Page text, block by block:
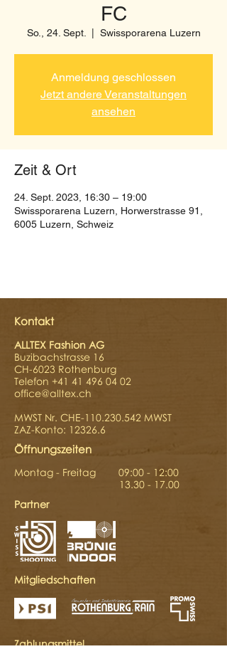
FC
So., 24. Sept. Swissporarena Luzern
Anmeldung geschlossen
Jetzt andere Veranstaltungen
ansehen
Zeit & Ort
24. Sept. 2023, 16:30 – 19:00
Swissporarena Luzern, Horwerstrasse 91,
6005 Luzern, Schweiz
Kontakt
ALLTEX Fashion AG
Buzibachstrasse 16
CH-6023 Rothenburg
Telefon +41 41 496 04 02
office@alltex.ch
MWST Nr. CHE-110.230.542 MWST
ZAZ-Konto: 12326.6
Öffnungszeiten
Montag - Freitag 09:00 - 12:00
13.30 - 17.00
Partner
Mitgliedschaften
Zahlungsmittel